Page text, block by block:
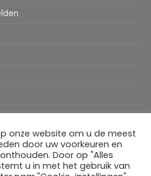
onze website om u de meest
door uw voorkeuren en
Door op "Alles
u in met het gebruik van